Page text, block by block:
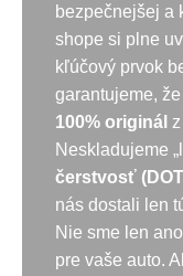
bezpečnejšej a
shope si plne
kľúčový prvok
garantujeme,
100% originál
Neskladujeme
čerstvosť
nás dostali len
Nie sme len
pre vaše auto.